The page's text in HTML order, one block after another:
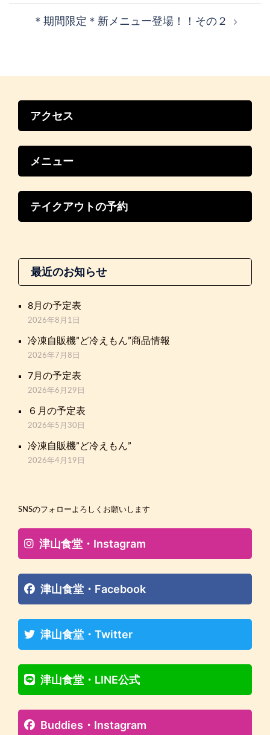
＊期間限定＊新メニュー登場！！その２
アクセス
メニュー
テイクアウトの予約
最近のお知らせ
8月の予定表
2026年8月1日
冷凍自販機”ど冷えもん”商品情報
2026年7月8日
7月の予定表
2026年6月29日
６月の予定表
2026年5月30日
冷凍自販機”ど冷えもん”
2026年4月19日
SNSのフォローよろしくお願いします
津山食堂・Instagram
津山食堂・Facebook
津山食堂・Twitter
津山食堂・LINE公式
Buddies・Instagram